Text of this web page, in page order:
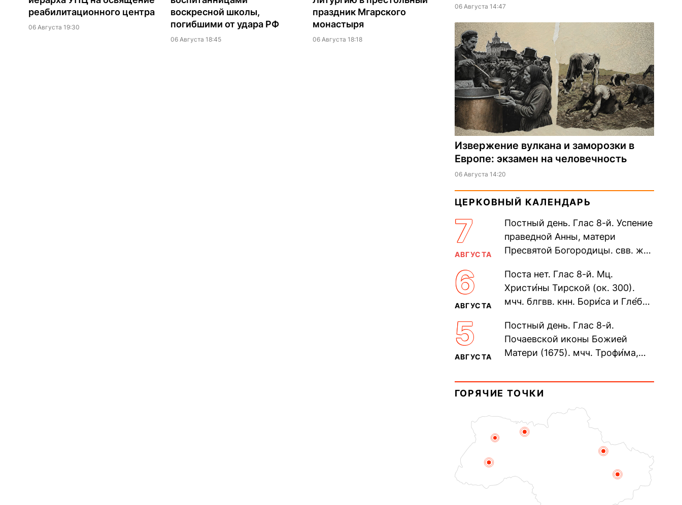
реабилитационного центра
06 Августа 19:30
воскресной школы,
погибшими от удара РФ
06 Августа 18:45
праздник Мгарского
монастыря
06 Августа 18:18
06 Августа 14:47
Извержение вулкана и заморозки в
Европе: экзамен на человечность
06 Августа 14:20
ЦЕРКОВНЫЙ КАЛЕНДАРЬ
7
АВГУСТА
Постный день. Глас 8-й. Успение
праведной Анны, матери
Пресвятой Богородицы. свв. жен
прп. Евпракси́и девы,...
6
АВГУСТА
Поста нет. Глас 8-й. Мц.
Христи́ны Тирской (ок. 300).
мчч. блгвв. кнн. Бори́са и Гле́ба,
Дави́да (1015). Прп....
5
АВГУСТА
Постный день. Глас 8-й.
Почаевской иконы Божией
Матери (1675). мчч. Трофи́ма,
мучеников (284–305). прав.
воина Фео́дора...
ГОРЯЧИЕ ТОЧКИ